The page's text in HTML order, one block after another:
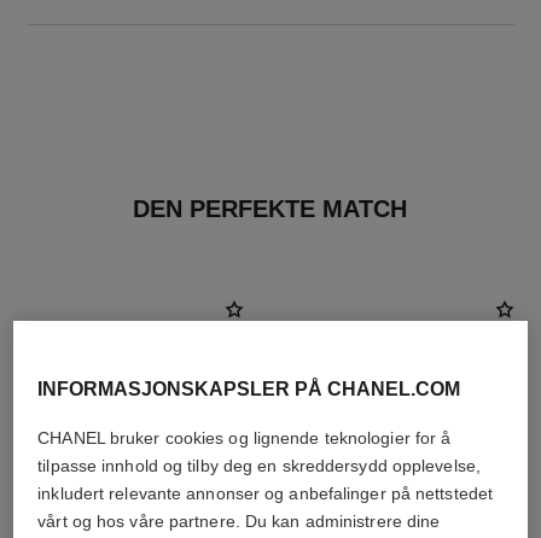
DEN PERFEKTE MATCH
INFORMASJONSKAPSLER PÅ CHANEL.COM
CHANEL bruker cookies og lignende teknologier for å
tilpasse innhold og tilby deg en skreddersydd opplevelse,
inkludert relevante annonser og anbefalinger på nettstedet
vårt og hos våre partnere. Du kan administrere dine